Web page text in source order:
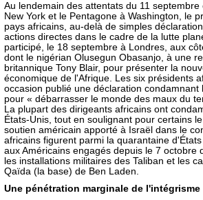
Au lendemain des attentats du 11
New York et le Pentagone à Washington, le
pays africains, au-delà de simples
actions directes dans le cadre de la lutte
participé, le 18 septembre à Londres, aux
dont le nigérian Olusegun Obasanjo, à une
britannique Tony Blair, pour présenter la
économique de l'Afrique. Les six présidents
occasion publié une déclaration
pour « débarrasser le monde des maux du
La plupart des dirigeants africains ont
États-Unis, tout en soulignant pour certains
soutien américain apporté à Israël dans le
africains figurent parmi la quarantaine
aux Américains engagés depuis le 7 octobre
les installations militaires des Taliban et les
Qaïda (la base) de Ben Laden.
Une pénétration marginale de l'intégrisme